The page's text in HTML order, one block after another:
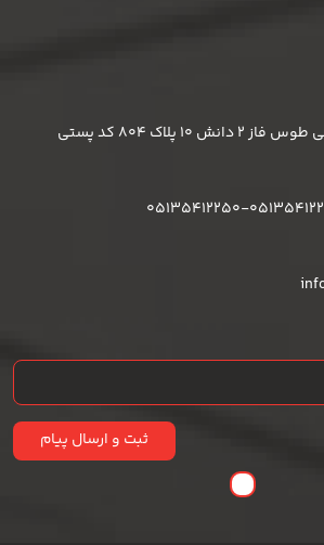
مشهد شهرک صنعتی طوس فاز 2 دانش 10 پلاک 804 کد پستی
05135412250-
ثبت و ارسال پیام